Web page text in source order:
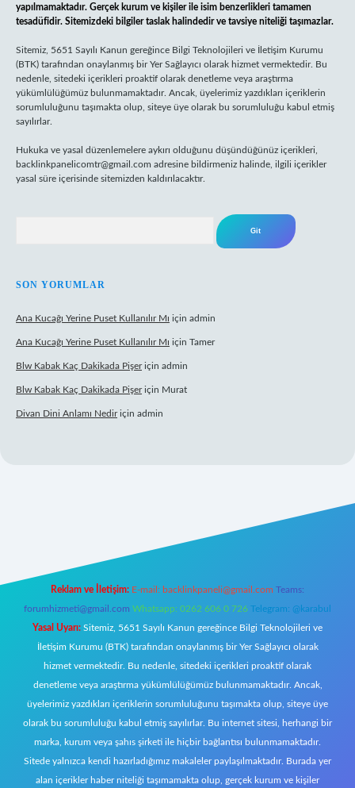
yapılmamaktadır. Gerçek kurum ve kişiler ile isim benzerlikleri tamamen
tesadüfidir. Sitemizdeki bilgiler taslak halindedir ve tavsiye niteliği taşımazlar.
Sitemiz, 5651 Sayılı Kanun gereğince Bilgi Teknolojileri ve İletişim Kurumu
(BTK) tarafından onaylanmış bir Yer Sağlayıcı olarak hizmet vermektedir. Bu
nedenle, sitedeki içerikleri proaktif olarak denetleme veya araştırma
yükümlülüğümüz bulunmamaktadır. Ancak, üyelerimiz yazdıkları içeriklerin
sorumluluğunu taşımakta olup, siteye üye olarak bu sorumluluğu kabul etmiş
sayılırlar.
Hukuka ve yasal düzenlemelere aykırı olduğunu düşündüğünüz içerikleri,
backlinkpanelicomtr@gmail.com adresine bildirmeniz halinde, ilgili içerikler
yasal süre içerisinde sitemizden kaldırılacaktır.
SON YORUMLAR
Ana Kucağı Yerine Puset Kullanılır Mı için admin
Ana Kucağı Yerine Puset Kullanılır Mı için Tamer
Blw Kabak Kaç Dakikada Pişeriçin admin
Blw Kabak Kaç Dakikada Pişeriçin Murat
Divan Dini Anlamı Nediriçin admin
Reklam ve İletişim: E-mail: backlinkpaneli@gmail.com Teams:
forumhizmeti@gmail.com Whatsapp: 0262 606 0 726 Telegram: @karabul
Yasal Uyarı: Sitemiz, 5651 Sayılı Kanun gereğince Bilgi Teknolojileri ve
İletişim Kurumu (BTK) tarafından onaylanmış bir Yer Sağlayıcı olarak
hizmet vermektedir. Bu nedenle, sitedeki içerikleri proaktif olarak
denetleme veya araştırma yükümlülüğümüz bulunmamaktadır. Ancak,
üyelerimiz yazdıkları içeriklerin sorumluluğunu taşımakta olup, siteye üye
olarak bu sorumluluğu kabul etmiş sayılırlar. Bu internet sitesi, herhangi bir
marka, kurum veya şahıs şirketi ile hiçbir bağlantısı bulunmamaktadır.
Sitede yalnızca kendi hazırladığımız makaleler paylaşılmaktadır. Burada yer
alan içerikler haber niteliği taşımamakta olup, gerçek kurum ve kişiler